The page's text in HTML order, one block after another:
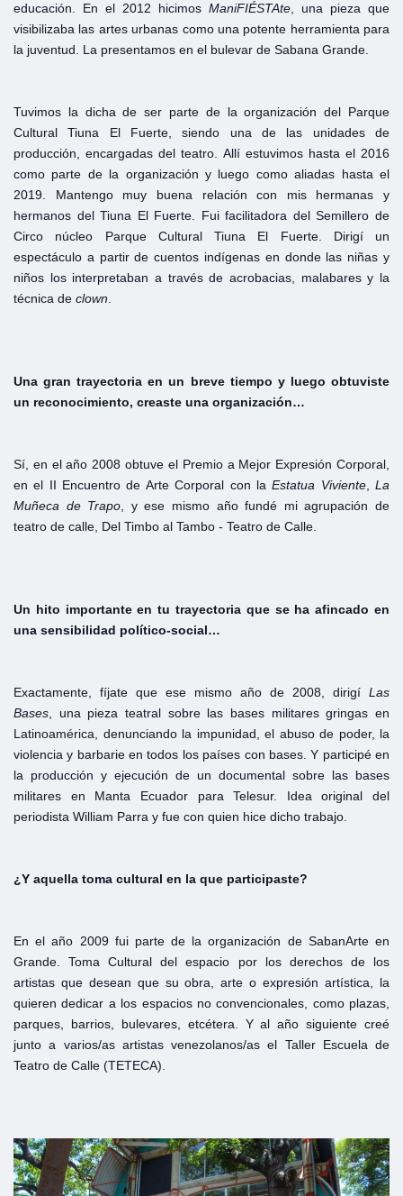
educación. En el 2012 hicimos ManiFIÉSTAte , una pieza que
visibilizaba las artes urbanas como una potente herramienta para
la juventud. La presentamos en el bulevar de Sabana Grande.
Tuvimos la dicha de ser parte de la organización del Parque
Cultural Tiuna El Fuerte, siendo una de las unidades de
producción, encargadas del teatro. Allí estuvimos hasta el 2016
como parte de la organización y luego como aliadas hasta el
2019. Mantengo muy buena relación con mis hermanas y
hermanos del Tiuna El Fuerte. Fui facilitadora del Semillero de
Circo núcleo Parque Cultural Tiuna El Fuerte. Dirigí un
espectáculo a partir de cuentos indígenas en donde las niñas y
niños los interpretaban a través de acrobacias, malabares y la
técnica de clown
Una gran trayectoria en un breve tiempo y luego obtuviste
un reconocimiento, creaste una organización…
Sí, en el año 2008 obtuve el Premio a Mejor Expresión Corporal,
en el II Encuentro de Arte Corporal con laEstatua Viviente,La
Muñeca de Trapo , y ese mismo año fundé mi agrupación de
teatro de calle, Del Timbo al Tambo - Teatro de Calle.
Un hito importante en tu trayectoria que se ha afincado en
una sensibilidad político-social…
Exactamente, fíjate que ese mismo año de 2008, dirigí Las
Bases , una pieza teatral sobre las bases militares gringas en
Latinoamérica, denunciando la impunidad, el abuso de poder, la
violencia y barbarie en todos los países con bases. Y participé en
la producción y ejecución de un documental sobre las bases
militares en Manta Ecuador para Telesur. Idea original del
periodista William Parra y fue con quien hice dicho trabajo.
¿Y aquella toma cultural en la que participaste?
En el año 2009 fui parte de la organización de SabanArte en
Grande. Toma Cultural del espacio por los derechos de los
artistas que desean que su obra, arte o expresión artística, la
quieren dedicar a los espacios no convencionales, como plazas,
parques, barrios, bulevares, etcétera. Y al año siguiente creé
junto a varios/as artistas venezolanos/as el Taller Escuela de
Teatro de Calle (TETECA).